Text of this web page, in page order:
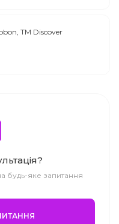
TM Discover
будь-яке запитання